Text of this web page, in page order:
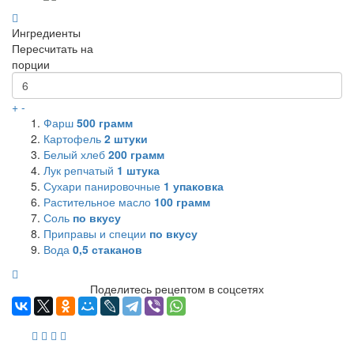
Ингредиенты
Пересчитать на
порции
+ -
Фарш 500 грамм
Картофель 2 штуки
Белый хлеб 200 грамм
Лук репчатый 1 штука
Сухари панировочные 1 упаковка
Растительное масло 100 грамм
Соль по вкусу
Приправы и специи по вкусу
Вода 0,5 стаканов
Поделитесь рецептом в соцсетях